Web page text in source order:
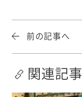
前の記事へ
関連記事